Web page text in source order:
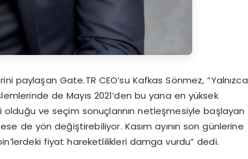
paylaşan Gate.TR CEO’su Kafkas Sönmez, “Yalnızca
de Mayıs 2021’den bu yana en yüksek
ve seçim sonuçlarının netleşmesiyle başlayan
de yön değiştirebiliyor. Kasım ayının son günlerine
fiyat hareketlilikleri damga vurdu” dedi.